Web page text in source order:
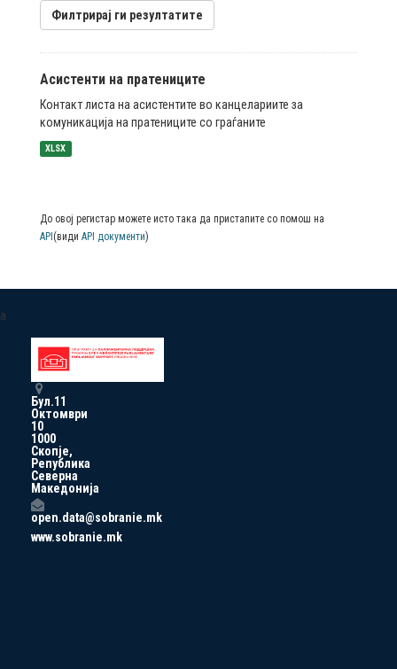
Филтрирај ги резултатите
Асистенти на пратениците
Контакт листа на асистентите во канцелариите за
комуникација на пратениците со граѓаните
XLSX
До овој регистар можете исто така да пристапите со помош на
API (види API документи)
a
Бул.11
Октомври
10
1000
Скопје,
Република
Северна
Македонија
open.data@sobranie.mk
www.sobranie.mk